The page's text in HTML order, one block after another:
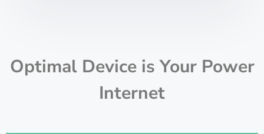
Optimal Device is Your Power
Internet